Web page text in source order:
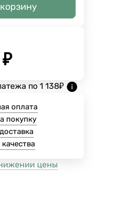
₽
по1 138₽
оплата
покупку
цены